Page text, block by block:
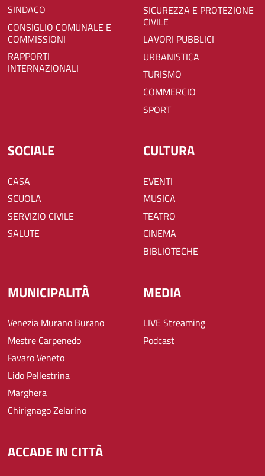
SINDACO
CONSIGLIO COMUNALE E
COMMISSIONI
RAPPORTI
INTERNAZIONALI
SICUREZZA E PROTEZIONE
CIVILE
LAVORI PUBBLICI
URBANISTICA
TURISMO
COMMERCIO
SPORT
SOCIALE
CASA
SCUOLA
SERVIZIO CIVILE
SALUTE
CULTURA
EVENTI
MUSICA
TEATRO
CINEMA
BIBLIOTECHE
MUNICIPALITÀ
Venezia Murano Burano
Mestre Carpenedo
Favaro Veneto
Lido Pellestrina
Marghera
Chirignago Zelarino
MEDIA
LIVE Streaming
Podcast
ACCADE IN CITTÀ